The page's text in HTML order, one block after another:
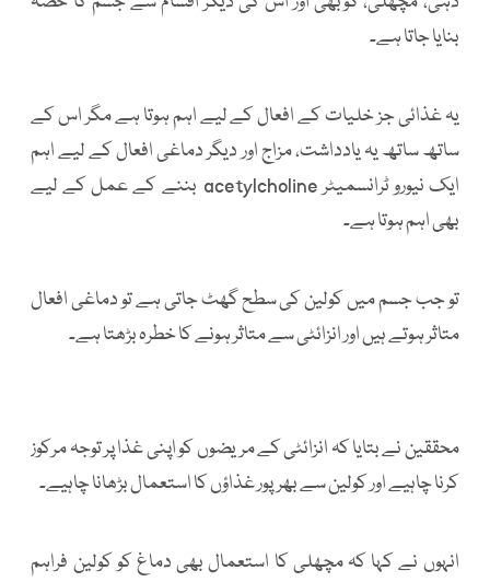
بنایا جاتا ہے۔
یہ غذائی جز خلیات کے افعال کے لیے اہم ہوتا ہے مگر اس کے
ساتھ ساتھ یہ یادداشت، مزاج اور دیگر دماغی افعال کے لیے اہم
ایک نیورو ٹرانسمیٹر acetylcholine بننے کے عمل کے لیے
بھی اہم ہوتا ہے۔
تو جب جسم میں کولین کی سطح گھٹ جاتی ہے تو دماغی افعال
متاثر ہوتے ہیں اور انزائٹی سے متاثر ہونے کا خطرہ بڑھتا ہے۔
محققین نے بتایا کہ انزائٹی کے مریضوں کو اپنی غذا پر توجہ مرکوز
کرنا چاہیے اور کولین سے بھرپور غذاؤں کا استعمال بڑھانا چاہیے۔
انہوں نے کہا کہ مچھلی کا استعمال بھی دماغ کو کولین فراہم